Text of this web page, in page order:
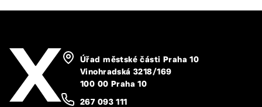
Úřad městské části Praha 10
Vinohradská 3218/169
100 00 Praha 10
267 093 111